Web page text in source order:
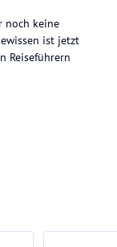
noch keine
ist jetzt
Reiseführern